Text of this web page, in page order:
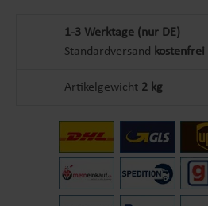
1-3 Werktage (nur DE)
Standardversand kostenfrei
Artikelgewicht 2 kg